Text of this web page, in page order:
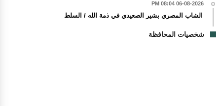
06-08-2026 08:04 PM
الشاب المصري بشير الصعيدي في ذمة الله / السلط
شخصيات المحافظة